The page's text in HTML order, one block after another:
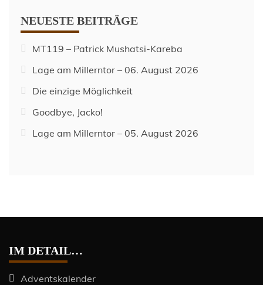
NEUESTE BEITRÄGE
MT119 – Patrick Mushatsi-Kareba
Lage am Millerntor – 06. August 2026
Die einzige Möglichkeit
Goodbye, Jacko!
Lage am Millerntor – 05. August 2026
IM DETAIL…
Adventskalender